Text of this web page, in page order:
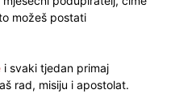
možeš postati
i svaki tjedan primaj
rad, misiju i apostolat.